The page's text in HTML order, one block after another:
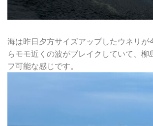
海は昨日夕方サイズアップしたウネリが
らモモ近くの波がブレイクしていて、柳
フ可能な感じです。